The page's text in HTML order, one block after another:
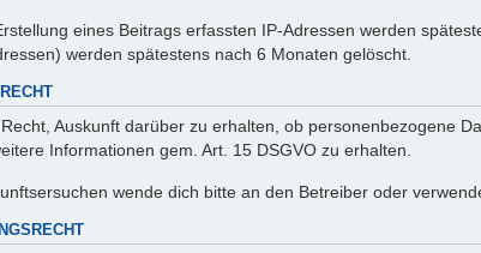
eines Beitrags erfassten IP-Adressen werden
werden spätestens nach 6 Monaten gelöscht.
Auskunft darüber zu erhalten, ob personenbezogene
Informationen gem. Art. 15 DSGVO zu erhalten.
wende dich bitte an den Betreiber oder